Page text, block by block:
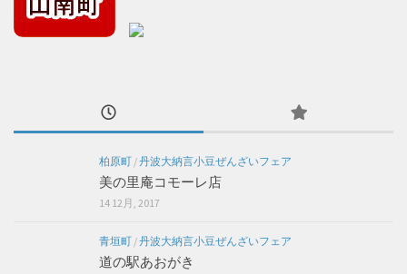
柏原町 /丹波大納言小豆ぜんざいフェア
美の里庵コモーレ店
14 12月, 2017
青垣町 /丹波大納言小豆ぜんざいフェア
道の駅あおがき